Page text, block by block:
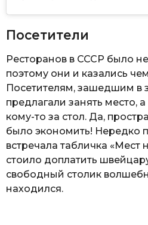
Посетители
Ресторанов в СССР было
поэтому они и казались
Посетителям, зашедшим в
предлагали занять место,
кому-то за стол. Да,
было экономить! Нередко
встречала табличка «Мест
стоило доплатить
свободный столик
находился.